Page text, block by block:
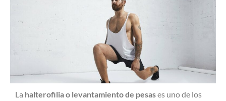
La halterofilia o levantamiento de pesases uno de los